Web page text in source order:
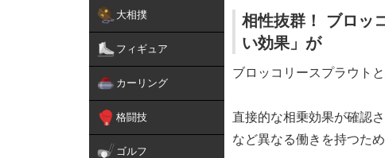
大相撲
フィギュア
カーリング
格闘技
ゴルフ
相性抜群！ ブロッ
い効果」が
ブロッコリースプラウト
直接的な相乗効果が確認
など異なる働きを持つた